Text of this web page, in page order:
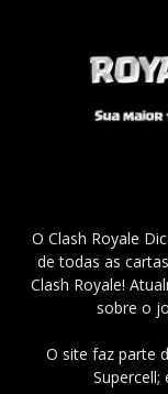
O Clash Royale
de todas as
Clash Royale!
sobre o
O site faz parte